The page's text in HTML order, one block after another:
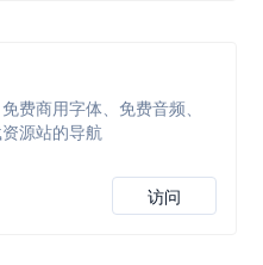
费商用字体、免费音频、
源站的导航
访问